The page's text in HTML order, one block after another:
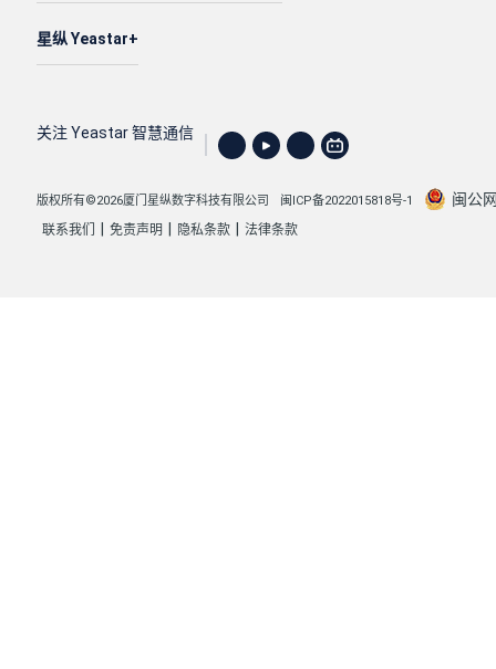
星纵 Yeastar
关注 Yeastar 智慧通信
版权所有©2026厦门星纵数字科技有限公司 闽ICP备2022015818号-1 闽公
联系我们 免责声明 隐私条款 法律条款